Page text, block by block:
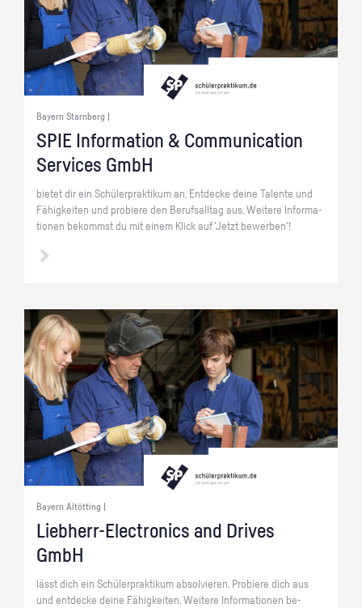
Bayern Starnberg |
SPIE In­for­ma­ti­on & Com­mu­ni­ca­ti­on
Ser­vices GmbH
bie­tet dir ein Schü­ler­prak­ti­kum an. Ent­de­cke deine Ta­len­te und
Fä­hig­kei­ten und pro­bie­re den Be­rufs­all­tag aus. Wei­te­re In­for­ma­
tio­nen be­kommst du mit einem Klick auf 'Jetzt be­wer­ben'!
Bayern Altötting |
Lieb­herr-Elec­tro­nics and Dri­ves
GmbH
lässt dich ein Schü­ler­prak­ti­kum ab­sol­vie­ren. Pro­bie­re dich aus
und ent­de­cke deine Fä­hig­kei­ten. Wei­te­re In­for­ma­tio­nen be­